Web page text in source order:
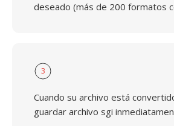
deseado (más de 200 formatos
3
Cuando su archivo está
guardar archivo sgi